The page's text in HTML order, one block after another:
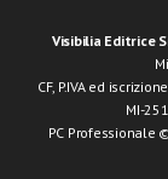
Visibilia Editrice
CF, P.IVA ed
MI-
PC Professionale